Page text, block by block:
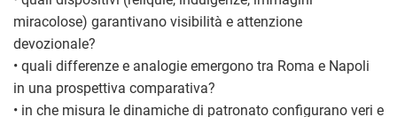
miracolose) garantivano visibilità e attenzione
devozionale?
• quali differenze e analogie emergono tra Roma e Napoli
in una prospettiva comparativa?
• in che misura le dinamiche di patronato configurano veri e